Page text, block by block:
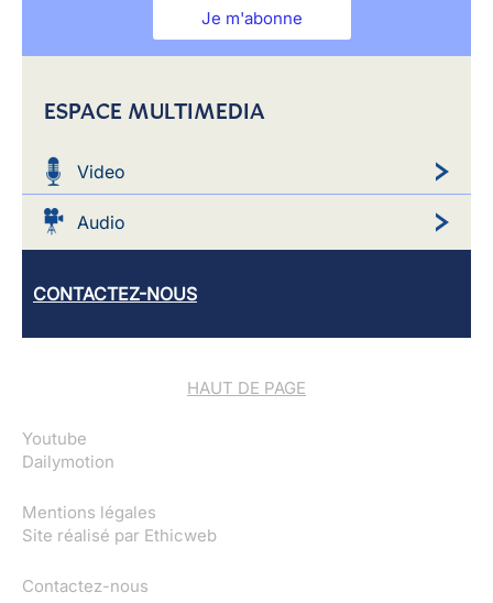
Je m'abonne
ESPACE MULTIMEDIA
Video
Audio
CONTACTEZ-NOUS
HAUT DE PAGE
Youtube
Dailymotion
Mentions légales
Site réalisé par Ethicweb
Contactez-nous